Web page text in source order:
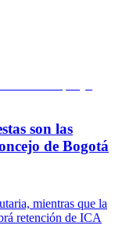
son las
de Bogotá
mientras que la
retención de ICA